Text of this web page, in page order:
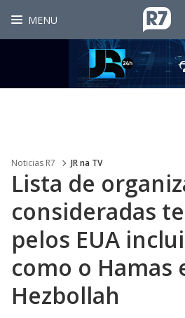
MENU
Noticias R7 JR na TV
Lista de
consideradas
pelos EUA
como o Hamas
Hezbollah